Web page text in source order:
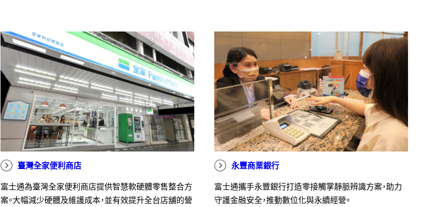
臺灣全家便利商店
富士通為臺灣全家便利商店提供智慧軟硬體零售整合方
案。大幅減少硬體及維護成本，並有效提升全台店舖的營
永豐商業銀行
富士通攜手永豐銀行打造零接觸掌靜脈辨識方案，助力
守護金融安全，推動數位化與永續經營。